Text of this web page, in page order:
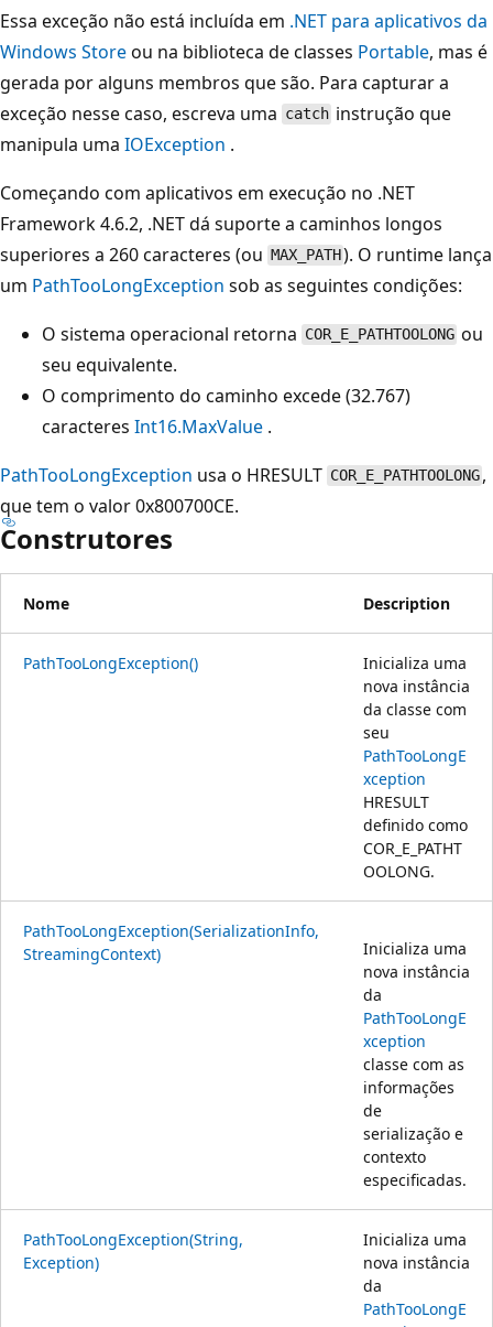
Essa exceção não está incluída em .NET para aplicativos da
Windows Storeou na biblioteca de classes Portable, mas é
gerada por alguns membros que são. Para capturar a
exceção nesse caso, escreva uma catch instrução que
manipula uma IOException .
Começando com aplicativos em execução no .NET
Framework 4.6.2, .NET dá suporte a caminhos longos
superiores a 260 caracteres (ou MAX_PATH). O runtime lança
um PathTooLongException sob as seguintes condições:
O sistema operacional retorna COR_E_PATHTOOLONG ou
seu equivalente.
O comprimento do caminho excede (32.767)
caracteres Int16.MaxValue .
PathTooLongException usa o HRESULT COR_E_PATHTOOLONG ,
que tem o valor 0x800700CE.
Construtores
Nome Description
PathTooLongException()
Inicializa uma
nova instância
da classe com
seu
PathTooLongE
xception
HRESULT
definido como
COR_E_PATHT
OOLONG.
PathTooLongException(SerializationInfo,
StreamingContext)
Inicializa uma
nova instância
da
PathTooLongE
xception
classe com as
informações
de
serialização e
contexto
especificadas.
PathTooLongException(String,
Exception)
Inicializa uma
nova instância
da
PathTooLongE